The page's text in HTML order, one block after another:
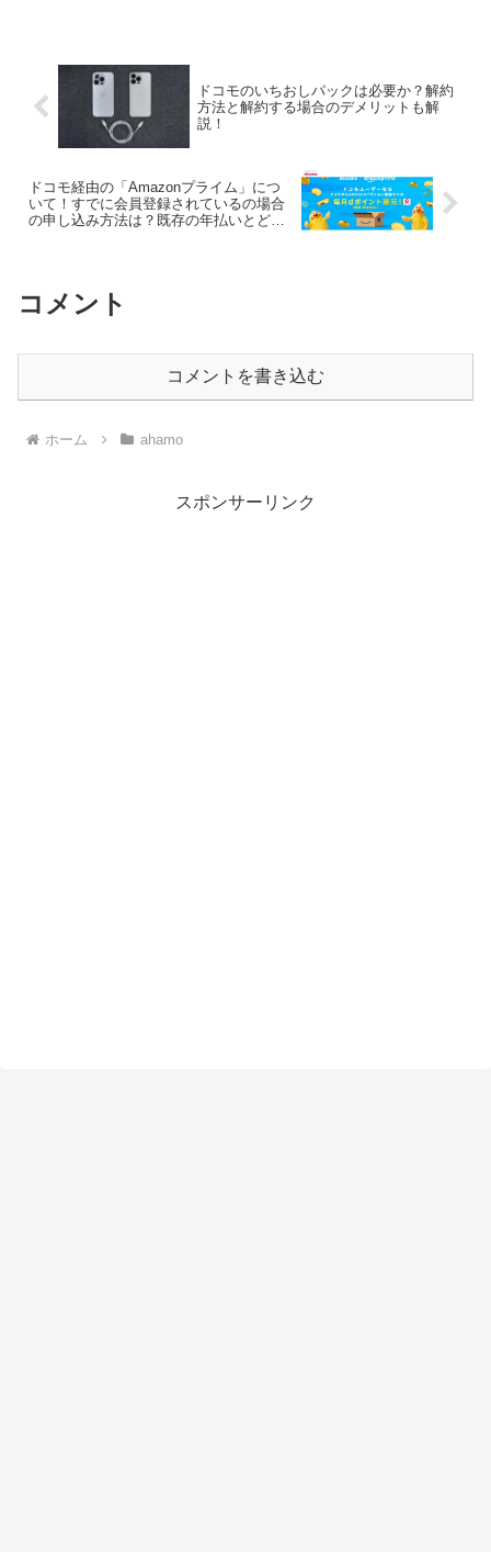
ドコモのいちおしパックは必要か？解約
方法と解約する場合のデメリットも解
説！
ドコモ経由の「Amazonプライム」につ
いて！すでに会員登録されているの場合
の申し込み方法は？既存の年払いとどっ
コメント
コメントを書き込む
ホーム ahamo
スポンサーリンク